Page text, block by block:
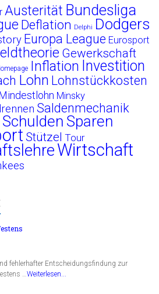
Austerität Bundesliga
Deflation Delphi Dodgers
Europa League Eurosport
Gewerkschaft
Inflation Investition
Lohn Lohnstückkosten
Minsky
Saldenmechanik
Schulden Sparen
Stützel Tour
Wirtschaft
fehlerhafter Entscheidungsfindung zur
…Weiterlesen...